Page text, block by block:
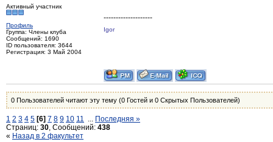
Активный участник
Профиль
Группа: Члены клуба
Сообщений: 1690
ID пользователя: 3644
Регистрация: 3 Май 2004
--------------------
Igor
0 Пользователей читают эту тему (0 Гостей и 0 Скрытых Пользователей)
1 2 3 4 5 [6] 7 8 9 10 11 ... Последняя »
Страниц: 30, Сообщений: 438
« Назад в 2 факультет